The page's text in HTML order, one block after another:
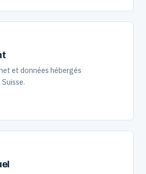
et données hébergés